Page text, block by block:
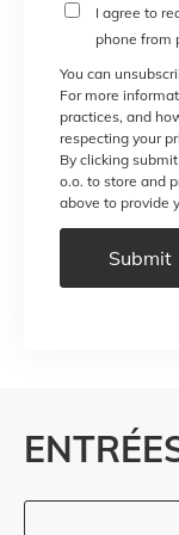
I agree to
phone from
You can
For more
practices, and
respecting your
By clicking
o.o. to store and
above to provide